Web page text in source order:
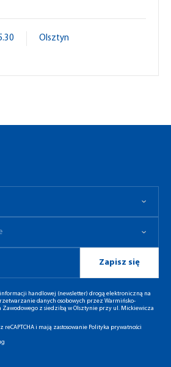
Olsztyn
Zapisz się
handlowej (newsletter) drogą elektroniczną na
danych osobowych przez Warmińsko-
Zawodowego z siedzibą w Olsztynie przy ul. Mickiewicza
reCAPTCHA i mają zastosowanie Polityka prywatności